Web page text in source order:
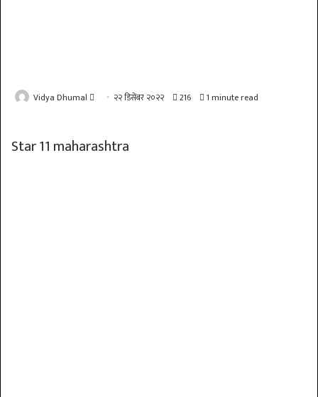
Vidya Dhumal
Send २२ डिसेंबर २०२२ 216 1 minute read
Star 11 maharashtra